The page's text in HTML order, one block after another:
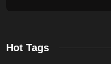
Hot Tags